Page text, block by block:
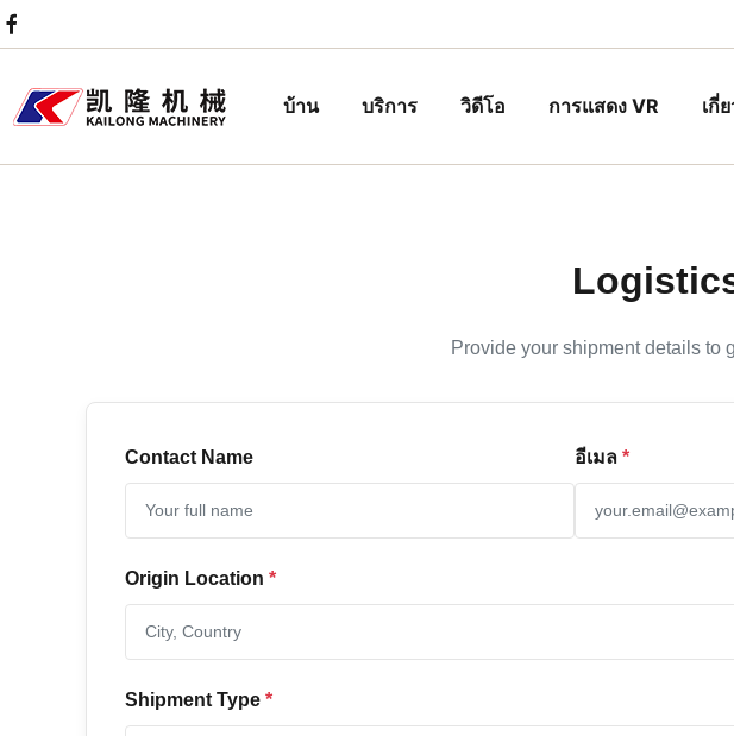
บ้าน บริการ วิดีโอ การแสดง VR เกี่
Provide your shipment details to
Contact Name อีเมล *
Origin Location *
Shipment Type *